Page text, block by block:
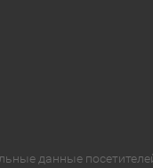
данные